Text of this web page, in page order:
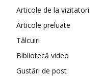
Articole de la vizitatori
Articole preluate
Tâlcuiri
Bibliotecă video
Gustări de post